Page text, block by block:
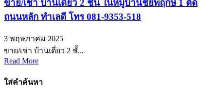
ขาย/เช่า บ้านเดี่ยว 2 ชั้น ในหมู่บ้านชัยพฤกษ์ 1 ติด
ถนนหลัก ทำเลดี โทร 081-9353-518
3 พฤษภาคม 2025
ขาย/เช่า บ้านเดี่ยว 2 ชั้...
Read More
ใส่คำค้นหา